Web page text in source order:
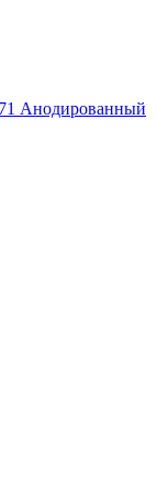
Анодированный